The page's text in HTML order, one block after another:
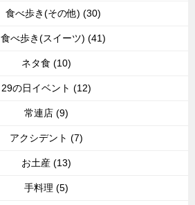
食べ歩き(その他) (30)
食べ歩き(スイーツ) (41)
ネタ食 (10)
29の日イベント (12)
常連店 (9)
アクシデント (7)
お土産 (13)
手料理 (5)